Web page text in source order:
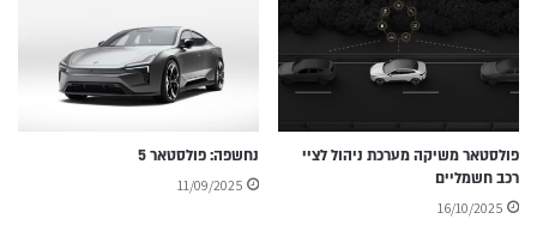
פולסטאר משיקה מערכת ניהול לציי
רכב חשמליים
16/10/2025
נחשפה: פולסטאר 5
11/09/2025